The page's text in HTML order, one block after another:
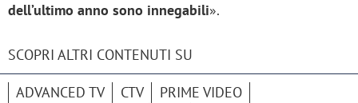
dell’ultimo anno sono innegabili».
SCOPRI ALTRI CONTENUTI SU
ADVANCED TV CTV
PRIME VIDEO